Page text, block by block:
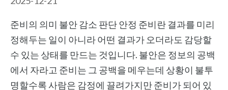
준비의 의미 불안 감소 판단 안정 준비란 결과를 미리
정해두는 일이 아니라 어떤 결과가 오더라도 감당할
수 있는 상태를 만드는 것입니다. 불안은 정보의 공백
에서 자라고 준비는 그 공백을 메우는데 상황이 불투
명할수록 사람은 감정에 끌려가지만 준비가 되어 있